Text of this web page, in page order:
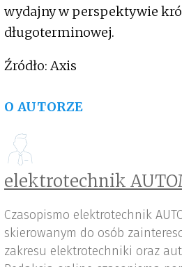
wydajny w perspektywie
długoterminowej.
Źródło: Axis
O AUTORZE
elektrotechnik
Czasopismo elektrotechnik
skierowanym do osób
zakresu elektrotechniki oraz